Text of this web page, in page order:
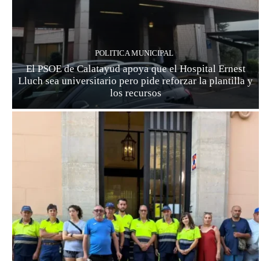
POLITICA MUNICIPAL
El PSOE de Calatayud apoya que el Hospital Ernest
Lluch sea universitario pero pide reforzar la plantilla y
los recursos